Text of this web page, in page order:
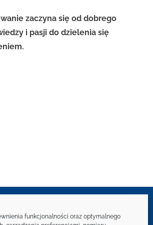
funkcjonalności oraz optymalnego
zaczyna się od dobrego
i pasji do dzielenia się